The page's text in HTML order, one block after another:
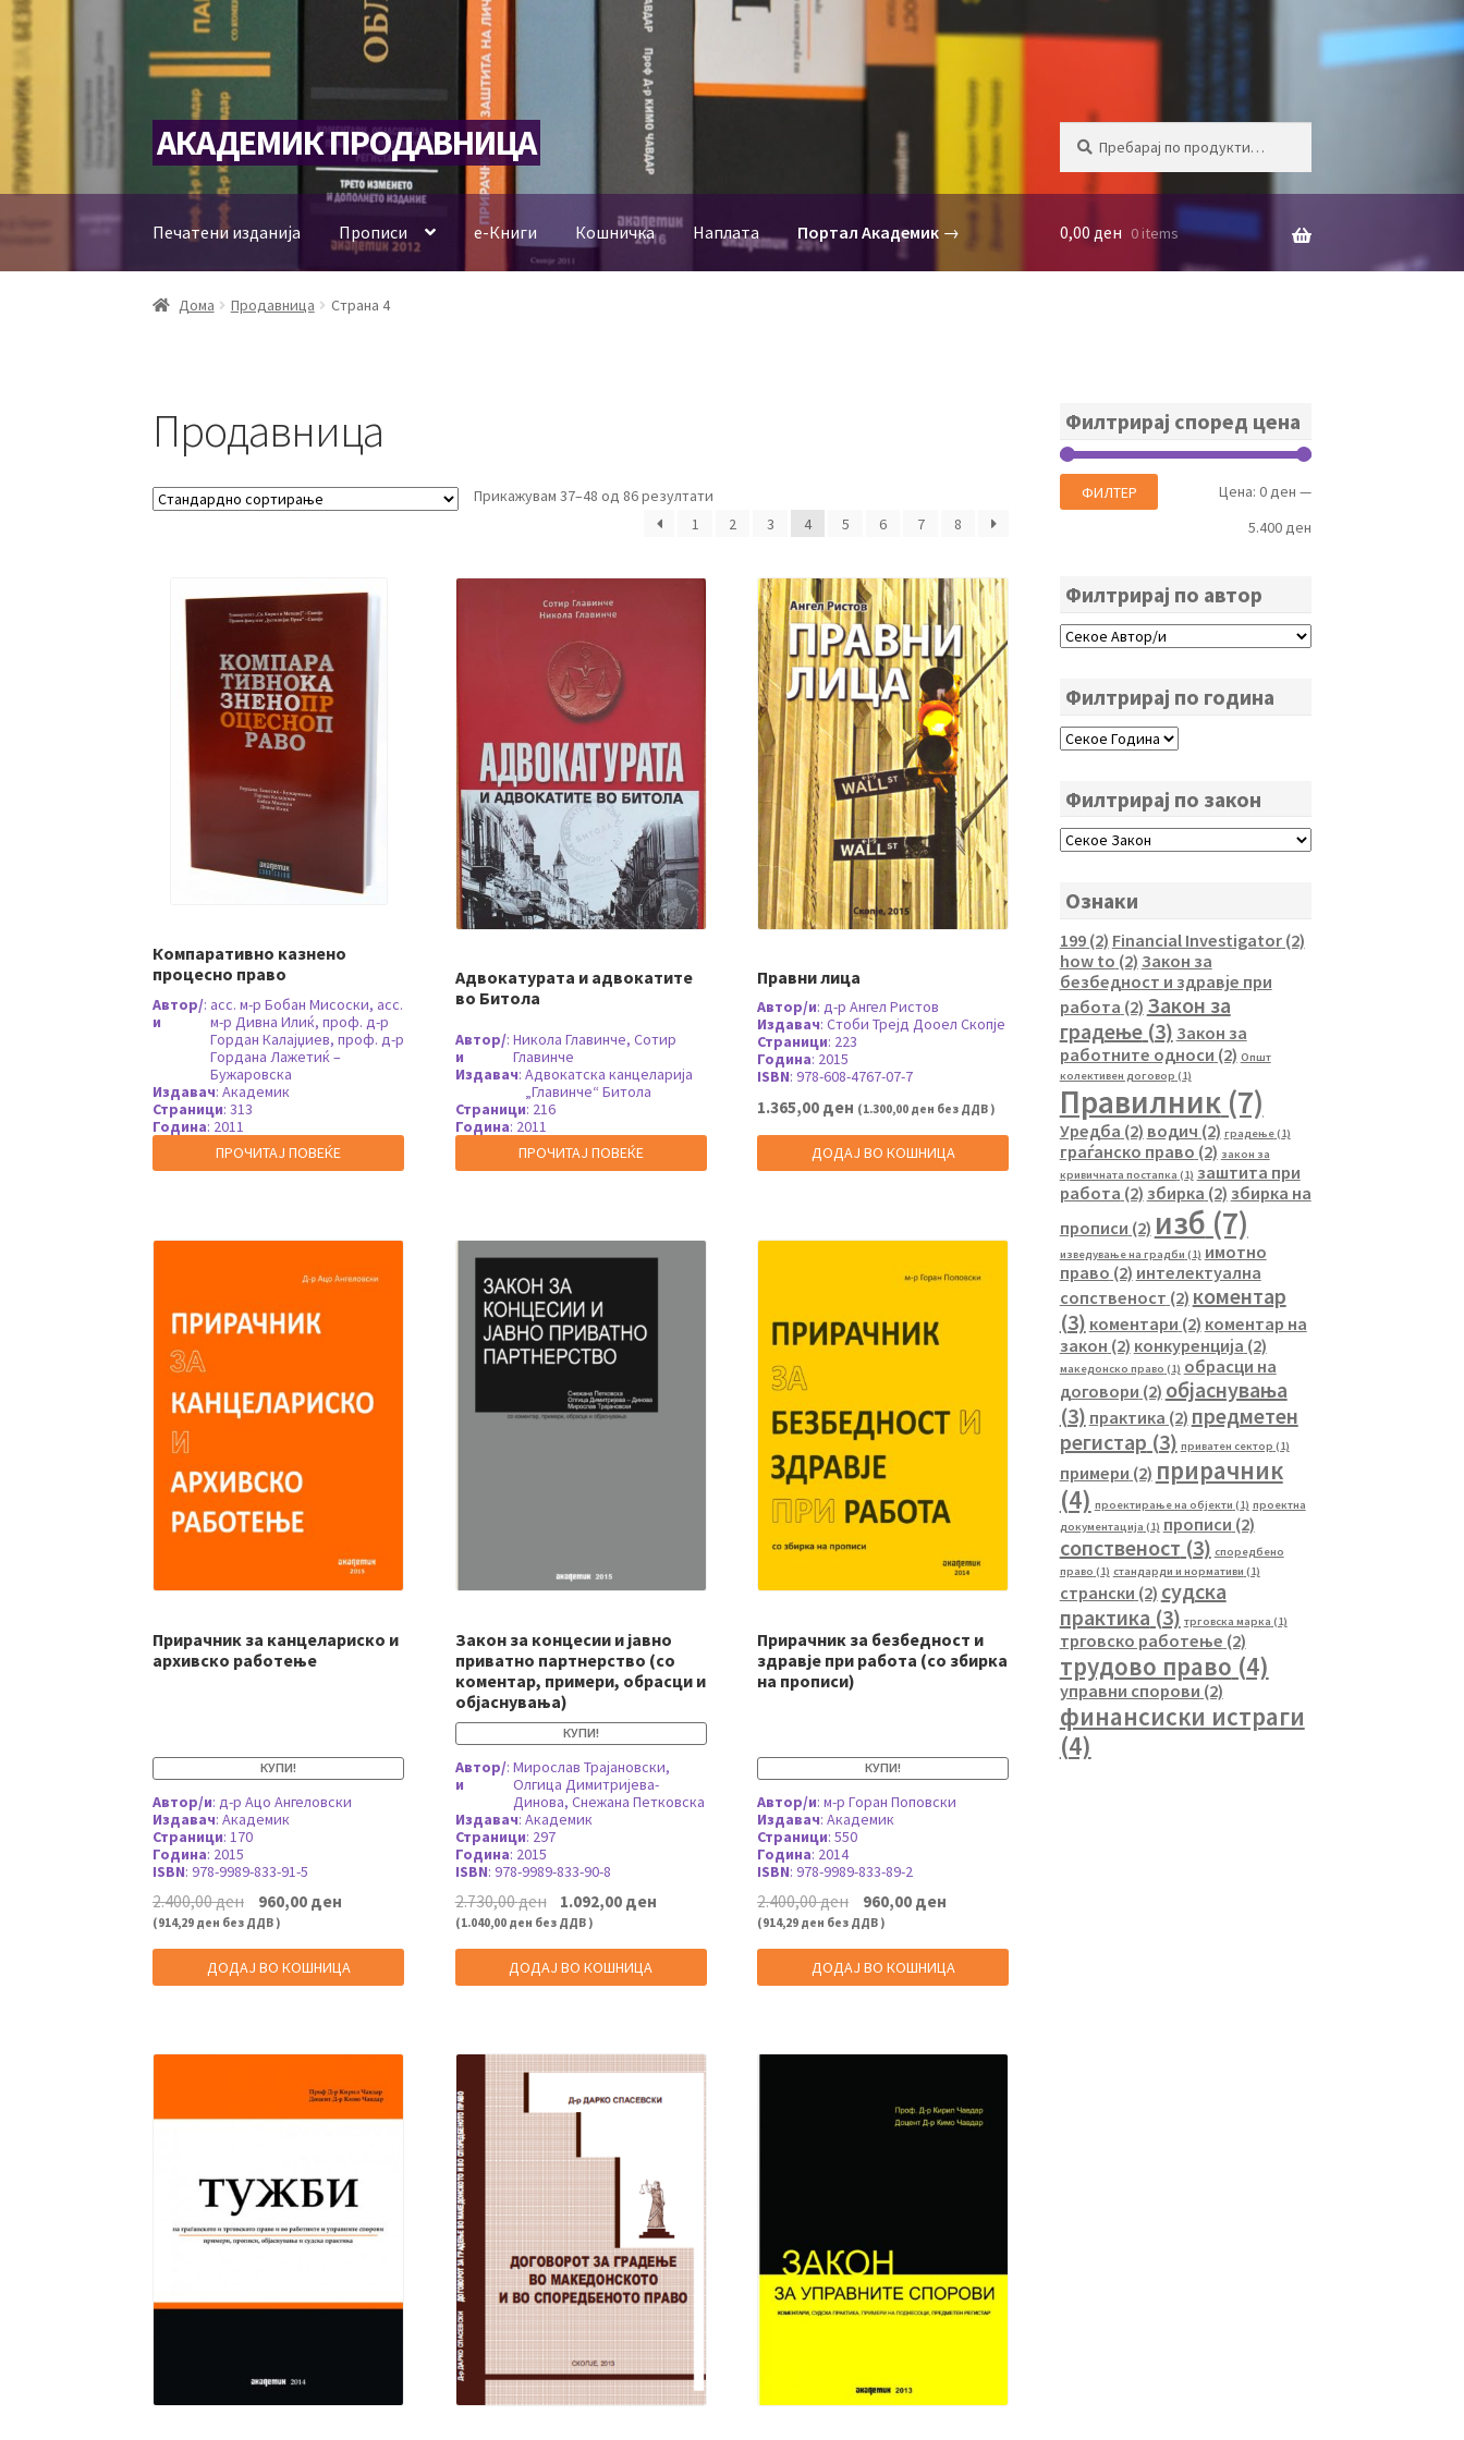
Skip
to
navigation
Skip
to
content
АКАДЕМИК ПРОДАВНИЦА
Барај
БАРАЈ
Печатени изданија Прописи е-Книги Кошничка Наплата Портал Академик → 0,00 ден 0 items
Дома Продавница Страна 4
Продавница
Прикажувам 37–48 од 86 резултати
1
2 3 4 5 6 7 8
Компаративно казнено
процесно право
Автор/
и
: асс. м-р Бобан Мисоски, асс.
м-р Дивна Илиќ, проф. д-р
Гордан Калајџиев, проф. д-р
Гордана Лажетиќ –
Бужаровска
Издавач:Академик
Страници:313
Година: 2011
ПРОЧИТАЈ ПОВЕЌЕ
Адвокатурата и адвокатите
во Битола
Автор/
и
: Никола Главинче, Сотир
Главинче
Издавач: Адвокатска канцеларија
„Главинче“ Битола
Страници: 216
Година: 2011
ПРОЧИТАЈ ПОВЕЌЕ
Правни лица
Автор/и:д-р Ангел Ристов
Издавач:Стоби Трејд Дооел Скопје
Страници: 223
Година: 2015
ISBN:978-608-4767-07-7
1.365,00 ден (1.300,00 ден без ДДВ )
ДОДАЈ ВО КОШНИЦА
Прирачник за канцелариско и
архивско работење
КУПИ!
Автор/и:д-р Ацо Ангеловски
Издавач:Академик
Страници:170
Година: 2015
ISBN:978-9989-833-91-5
2.400,00ден
Original
price
2.400,00 ден.
960,00 денCurrent
960,00 ден.
(914,29 ден без ДДВ )
ДОДАЈ ВО КОШНИЦА
Закон за концесии и јавно
приватно партнерство (со
коментар, примери, обрасци и
објаснувања)
КУПИ!
Автор/
и
: Мирослав Трајановски,
Олгица Димитријева-
Динова, Снежана Петковска
Издавач: Академик
Страници: 297
Година: 2015
ISBN: 978-9989-833-90-8
2.730,00ден
Original
price
2.730,00 ден.
1.092,00 ден
(1.040,00 ден без ДДВ )
ДОДАЈ ВО КОШНИЦА
Прирачник за безбедност и
здравје при работа (со збирка
на прописи)
КУПИ!
Автор/и:м-р Горан Поповски
Издавач:Академик
Страници:550
Година: 2014
ISBN:978-9989-833-89-2
2.400,00ден
Original
price
2.400,00 ден.
960,00 денCurrent
960,00 ден.
(914,29 ден без ДДВ )
ДОДАЈ ВО КОШНИЦА
Филтрирај според цена
Мин.
цена
Макс.
цена
ФИЛТЕР Цена: 0 ден —
5.400 ден
Филтрирај по автор
Филтрирај по година
Филтрирај по закон
Ознаки
199(2) Financial Investigator(2)
how to (2) Закон за
безбедност и здравје при
работа (2) Закон за
градење(3) Закон за
работните односи (2) Општ
колективен договор (1)
Правилник(7)
Уредба (2) водич (2) градење(1)
граѓанско право (2) закон за
кривичната постапка (1) заштита при
работа (2) збирка (2) збирка на
прописи (2) изб (7)
изведување на градби (1) имотно
право (2) интелектуална
сопственост (2) коментар
(3) коментари (2) коментар на
закон (2) конкуренција (2)
македонско право (1) обрасци на
договори (2) објаснувања
(3) практика (2) предметен
регистар (3) приватен сектор (1)
примери (2) прирачник
(4) проектирање на објекти (1) проектна
документација (1) прописи (2)
сопственост (3) споредбено
право (1) стандарди и нормативи (1)
странски (2) судска
практика (3) трговска марка (1)
трговско работење (2)
трудово право (4)
управни спорови (2)
финансиски истраги
(4)